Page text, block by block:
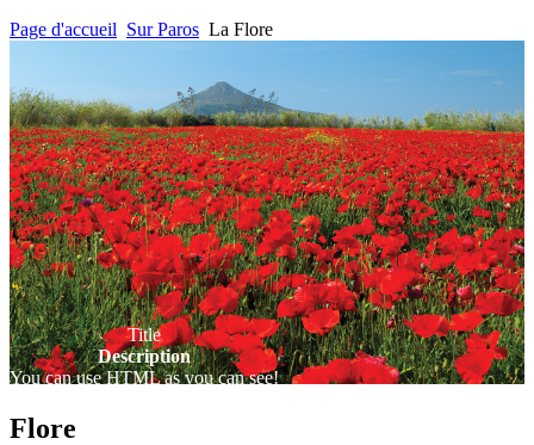
Page d'accueil Sur Paros La Flore
Title
Description
You can use HTML as you can see!
Flore